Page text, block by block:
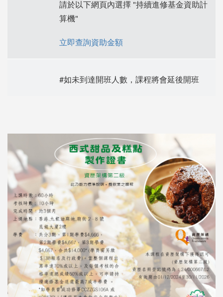
請於以下網頁內選擇 "持續進修基金資助計
算機"
立即查詢資助金額
#如未到達開班人數，課程將會延後開班